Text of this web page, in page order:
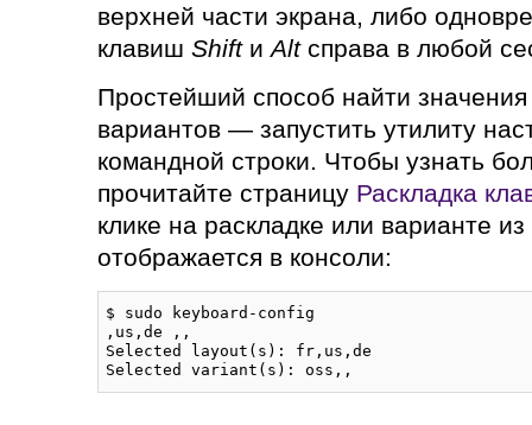
верхней части экрана, либо
клавиш ShiftиAltсправа в любой
Простейший способ найти
вариантов — запустить утилиту
командной строки. Чтобы узнать
прочитайте страницу Раскладка
клике на раскладке или варианте из
отображается в консоли:
$ sudo keyboard-config
,us,de ,,
Selected layout(s): fr,us,de
Selected variant(s): oss,,